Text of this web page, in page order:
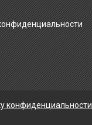
конфиденциальности